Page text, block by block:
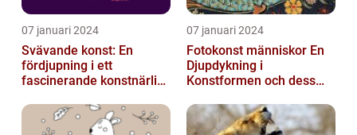
07 januari 2024
Svävande konst: En
fördjupning i ett
fascinerande konstnärligt
07 januari 2024
Fotokonst människor En
Djupdykning i
Konstformen och dess